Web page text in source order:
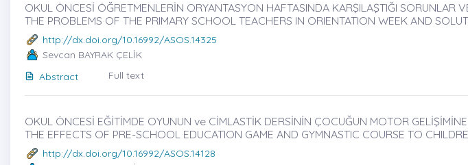
OKUL ÖNCESİ ÖĞRETMENLERİN ORYANTASYON HAFTASINDA KARŞILAŞTIĞI SORUNLAR
THE PROBLEMS OF THE PRIMARY SCHOOL TEACHERS IN ORIENTATION WEEK AND
http://dx.doi.org/10.16992/ASOS.14325
Sevcan BAYRAK ÇELİK
Abstract
Full text
OKUL ÖNCESİ EĞİTİMDE OYUNUN ve CİMLASTİK DERSİNİN ÇOCUĞUN MOTOR
THE EFFECTS OF PRE-SCHOOL EDUCATION GAME AND GYMNASTIC COURSE TO
http://dx.doi.org/10.16992/ASOS.14128